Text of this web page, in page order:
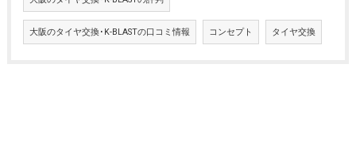
大阪のタイヤ交換･K-BLASTの口コミ情報 コンセプト タイヤ交換